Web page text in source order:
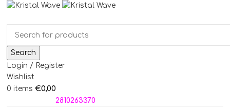
Search
Login / Register
Wishlist
0 items €0,00
2810263370